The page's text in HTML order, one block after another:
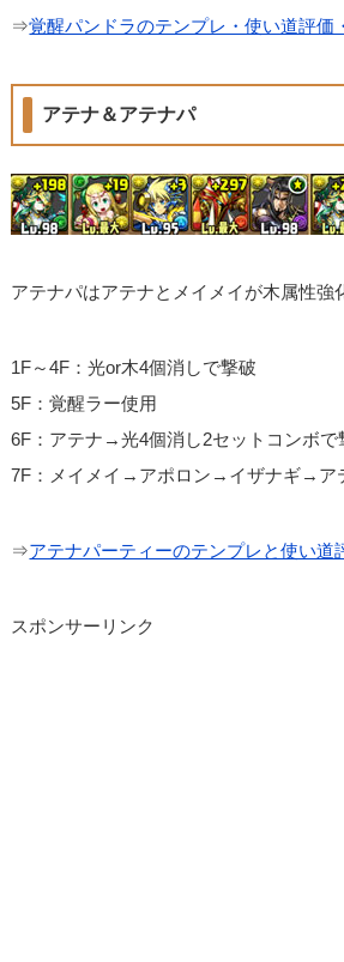
⇒覚醒パンドラのテンプレ・使い道評価
アテナ＆アテナパ
アテナパはアテナとメイメイが木属性強
1F～4F：光or木4個消しで撃破
5F：覚醒ラー使用
6F：アテナ→光4個消し2セットコンボで
7F：メイメイ→アポロン→イザナギ→ア
⇒アテナパーティーのテンプレと使い道
スポンサーリンク